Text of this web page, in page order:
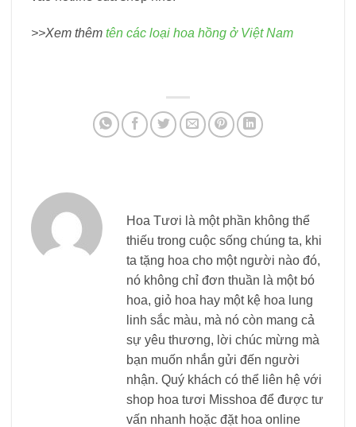
>>Xem thêm tên các loại hoa hồng ở Việt Nam
Hoa Tươi là một phần không thể
thiếu trong cuộc sống chúng ta, khi
ta tặng hoa cho một người nào đó,
nó không chỉ đơn thuần là một bó
hoa, giỏ hoa hay một kệ hoa lung
linh sắc màu, mà nó còn mang cả
sự yêu thương, lời chúc mừng mà
bạn muốn nhắn gửi đến người
nhận. Quý khách có thể liên hệ với
shop hoa tươi Misshoa để được tư
vấn nhanh hoặc đặt hoa online